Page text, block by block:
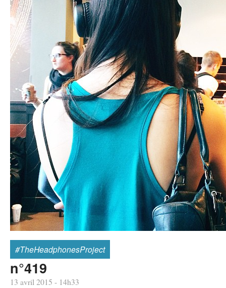
#TheHeadphonesProject
n°419
13 avril 2015 - 14h33